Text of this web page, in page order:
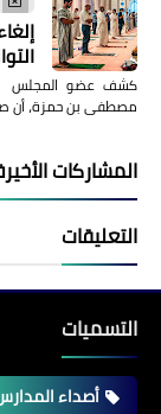
كشف عضو المجلس
مصطفى بن حمزة، أن
المشاركات
التعليقات
التسميات
أصداء